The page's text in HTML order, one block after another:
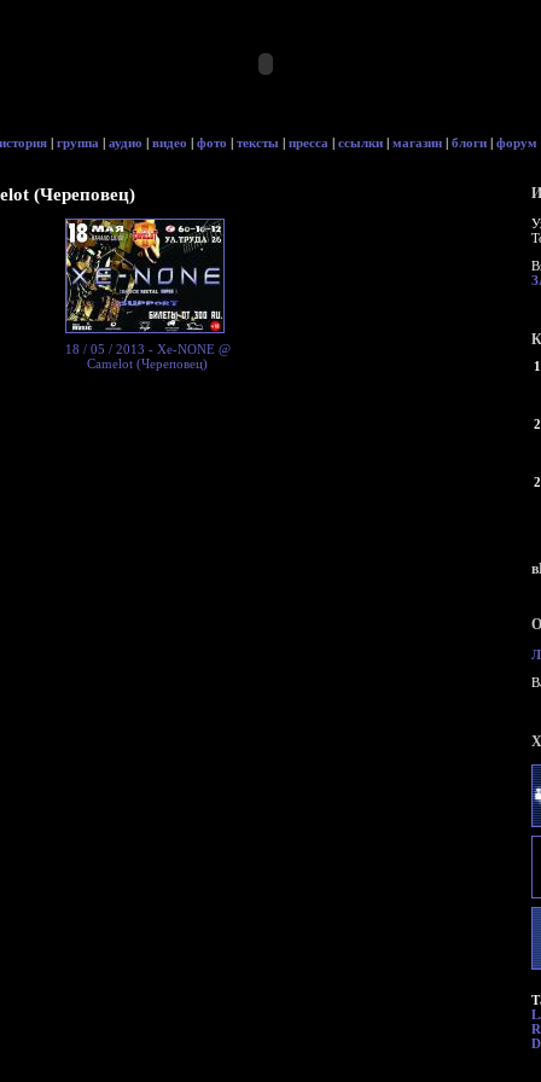
история | группа | аудио | видео | фото | тексты | пресса | ссылки | магазин | блоги | форум
(Череповец)
18 / 05 / 2013 - Xe-NONE @
Camelot (Череповец)